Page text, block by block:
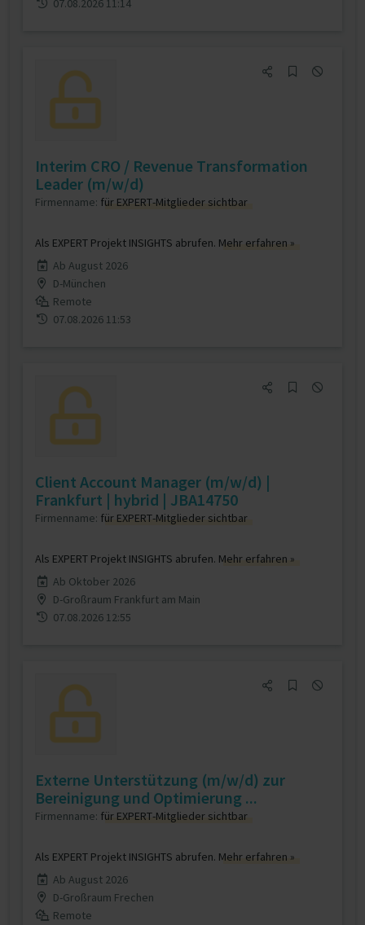
07.08.2026 11:14
Interim CRO / Revenue Transformation
Leader (m/w/d)
Firmenname: für EXPERT-Mitglieder sichtbar
Als EXPERT Projekt INSIGHTS abrufen. Mehr erfahren »
Ab August 2026
D-München
Remote
07.08.2026 11:53
Client Account Manager (m/w/d) |
Frankfurt | hybrid | JBA14750
Firmenname: für EXPERT-Mitglieder sichtbar
Als EXPERT Projekt INSIGHTS abrufen. Mehr erfahren »
Ab Oktober 2026
D-Großraum Frankfurt am Main
07.08.2026 12:55
Externe Unterstützung (m/w/d) zur
Bereinigung und Optimierung ...
Firmenname: für EXPERT-Mitglieder sichtbar
Als EXPERT Projekt INSIGHTS abrufen. Mehr erfahren »
Ab August 2026
D-Großraum Frechen
Remote